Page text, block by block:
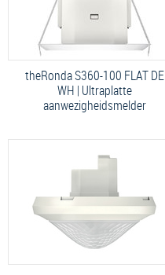
theRonda S360-100 FLAT DE
WH | Ultraplatte
aanwezigheidsmelder